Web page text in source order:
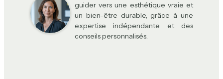
guider vers une esthétique vraie et
un bien-être durable, grâce à une
expertise indépendante et des
conseils personnalisés.